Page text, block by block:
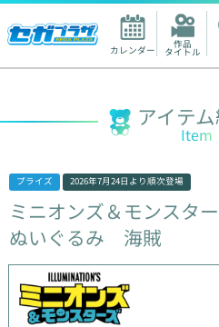
カレンダー 作品
タイトル
人気ワード
アイテ
Item
プライズ 2026年7月24日 より順次登場
ミニオンズ＆モンスタ
ぬいぐるみ
海賊